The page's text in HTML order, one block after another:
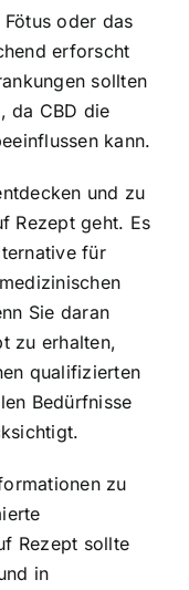
oder das
erforscht
sollten
da CBD die
kann.
und zu
Rezept geht. Es
für
Sie daran
zu erhalten,
qualifizierten
Bedürfnisse
zu
Rezept sollte
in